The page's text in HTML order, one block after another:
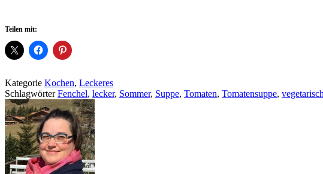
Teilen mit:
Kategorie Kochen, Leckeres
SchlagwörterFenchel, lecker, Sommer, Suppe, Tomaten, Tomatensuppe,